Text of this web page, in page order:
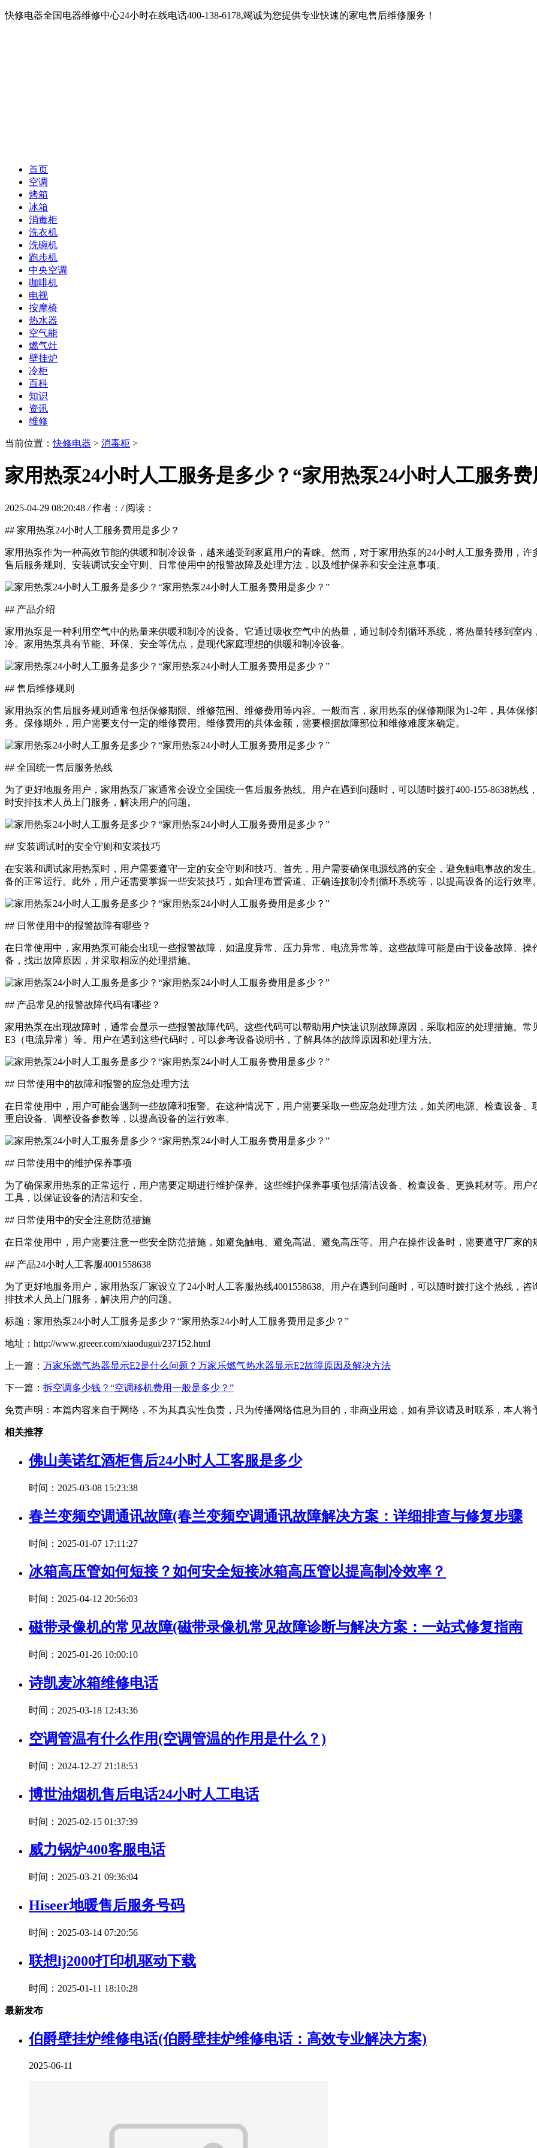
快修电器全国电器维修中心24小时在线电话400-138-6178,竭诚为您提供专业快速的家电售后维修服务！
首页
空调
烤箱
冰箱
消毒柜
洗衣机
洗碗机
跑步机
中央空调
咖啡机
电视
按摩椅
热水器
空气能
燃气灶
壁挂炉
冷柜
百科
知识
资讯
维修
当前位置：快修电器 > 消毒柜 >
家用热泵24小时人工服务是多少？“家用热泵24小时人工服务
2025-04-29 08:20:48 / 作者： / 阅读：
## 家用热泵24小时人工服务费用是多少？
家用热泵作为一种高效节能的供暖和制冷设备，越来越受到家庭用户的青睐。然而，对于家用热泵的24小时人工服务费用，
售后服务规则、安装调试安全守则、日常使用中的报警故障及处理方法，以及维护保养和安全注意事项。
## 产品介绍
家用热泵是一种利用空气中的热量来供暖和制冷的设备。它通过吸收空气中的热量，通过制冷剂循环系统，将热量转移到室
冷。家用热泵具有节能、环保、安全等优点，是现代家庭理想的供暖和制冷设备。
## 售后维修规则
家用热泵的售后服务规则通常包括保修期限、维修范围、维修费用等内容。一般而言，家用热泵的保修期限为1-2年，具体保
务。保修期外，用户需要支付一定的维修费用。维修费用的具体金额，需要根据故障部位和维修难度来确定。
## 全国统一售后服务热线
为了更好地服务用户，家用热泵厂家通常会设立全国统一售后服务热线。用户在遇到问题时，可以随时拨打400-155-8638热
时安排技术人员上门服务，解决用户的问题。
## 安装调试时的安全守则和安装技巧
在安装和调试家用热泵时，用户需要遵守一定的安全守则和技巧。首先，用户需要确保电源线路的安全，避免触电事故的发
备的正常运行。此外，用户还需要掌握一些安装技巧，如合理布置管道、正确连接制冷剂循环系统等，以提高设备的运行效率。
## 日常使用中的报警故障有哪些？
在日常使用中，家用热泵可能会出现一些报警故障，如温度异常、压力异常、电流异常等。这些故障可能是由于设备故障、
备，找出故障原因，并采取相应的处理措施。
## 产品常见的报警故障代码有哪些？
家用热泵在出现故障时，通常会显示一些报警故障代码。这些代码可以帮助用户快速识别故障原因，采取相应的处理措施。常
E3（电流异常）等。用户在遇到这些代码时，可以参考设备说明书，了解具体的故障原因和处理方法。
## 日常使用中的故障和报警的应急处理方法
在日常使用中，用户可能会遇到一些故障和报警。在这种情况下，用户需要采取一些应急处理方法，如关闭电源、检查设备
重启设备、调整设备参数等，以提高设备的运行效率。
## 日常使用中的维护保养事项
为了确保家用热泵的正常运行，用户需要定期进行维护保养。这些维护保养事项包括清洁设备、检查设备、更换耗材等。用
工具，以保证设备的清洁和安全。
## 日常使用中的安全注意防范措施
在日常使用中，用户需要注意一些安全防范措施，如避免触电、避免高温、避免高压等。用户在操作设备时，需要遵守厂家的
## 产品24小时人工客服4001558638
为了更好地服务用户，家用热泵厂家设立了24小时人工客服热线4001558638。用户在遇到问题时，可以随时拨打这个热线，
排技术人员上门服务，解决用户的问题。
标题：家用热泵24小时人工服务是多少？“家用热泵24小时人工服务费用是多少？”
地址：http://www.greeer.com/xiaodugui/237152.html
上一篇： 万家乐燃气热器显示E2是什么问题？万家乐燃气热水器显示E2故障原因及解决方法
下一篇： 拆空调多少钱？“空调移机费用一般是多少？”
免责声明：本篇内容来自于网络，不为其真实性负责，只为传播网络信息为目的，非商业用途，如有异议请及时联系，本人将
相关推荐
佛山美诺红酒柜售后24小时人工客服是多少
时间：2025-03-08 15:23:38
春兰变频空调通讯故障(春兰变频空调通讯故障解决方案：详细排查与修复步骤
时间：2025-01-07 17:11:27
冰箱高压管如何短接？如何安全短接冰箱高压管以提高制冷效率？
时间：2025-04-12 20:56:03
磁带录像机的常见故障(磁带录像机常见故障诊断与解决方案：一站式修复指南
时间：2025-01-26 10:00:10
诗凯麦冰箱维修电话
时间：2025-03-18 12:43:36
空调管温有什么作用(空调管温的作用是什么？)
时间：2024-12-27 21:18:53
博世油烟机售后电话24小时人工电话
时间：2025-02-15 01:37:39
威力锅炉400客服电话
时间：2025-03-21 09:36:04
Hiseer地暖售后服务号码
时间：2025-03-14 07:20:56
联想lj2000打印机驱动下载
时间：2025-01-11 18:10:28
最新发布
伯爵壁挂炉维修电话(伯爵壁挂炉维修电话：高效专业解决方案)
2025-06-11